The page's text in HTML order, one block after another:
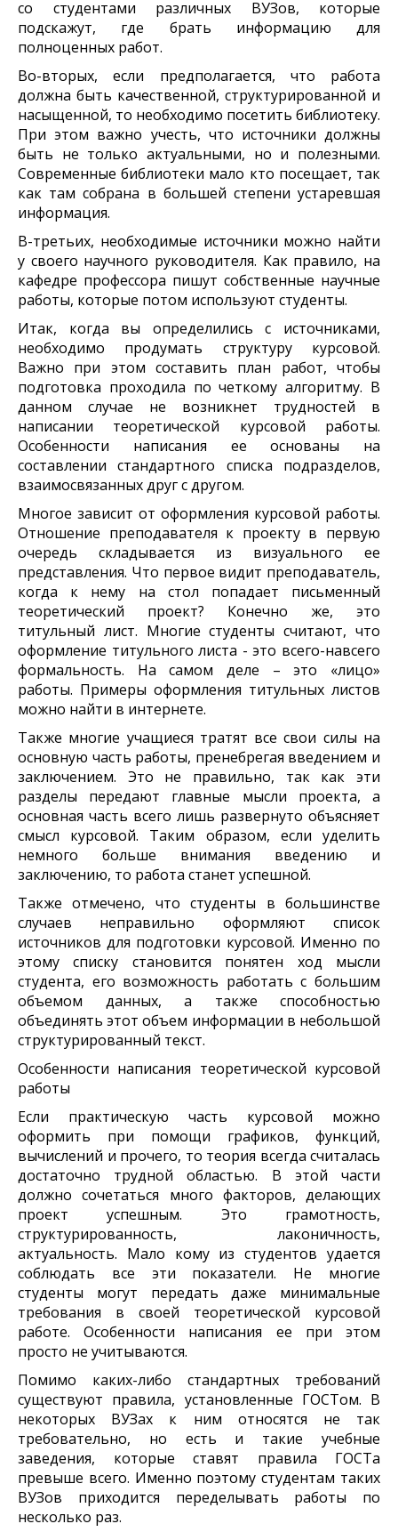
со студентами различных ВУЗов, которые
подскажут, где брать информацию для
полноценных работ.
Во-вторых, если предполагается, что работа
должна быть качественной, структурированной и
насыщенной, то необходимо посетить библиотеку.
При этом важно учесть, что источники должны
быть не только актуальными, но и полезными.
Современные библиотеки мало кто посещает, так
как там собрана в большей степени устаревшая
информация.
В-третьих, необходимые источники можно найти
у своего научного руководителя. Как правило, на
кафедре профессора пишут собственные научные
работы, которые потом используют студенты.
Итак, когда вы определились с источниками,
необходимо продумать структуру курсовой.
Важно при этом составить план работ, чтобы
подготовка проходила по четкому алгоритму. В
данном случае не возникнет трудностей в
написании теоретической курсовой работы.
Особенности написания ее основаны на
составлении стандартного списка подразделов,
взаимосвязанных друг с другом.
Многое зависит от оформления курсовой работы.
Отношение преподавателя к проекту в первую
очередь складывается из визуального ее
представления. Что первое видит преподаватель,
когда к нему на стол попадает письменный
теоретический проект? Конечно же, это
титульный лист. Многие студенты считают, что
оформление титульного листа - это всего-навсего
формальность. На самом деле – это «лицо»
работы. Примеры оформления титульных листов
можно найти в интернете.
Также многие учащиеся тратят все свои силы на
основную часть работы, пренебрегая введением и
заключением. Это не правильно, так как эти
разделы передают главные мысли проекта, а
основная часть всего лишь развернуто объясняет
смысл курсовой. Таким образом, если уделить
немного больше внимания введению и
заключению, то работа станет успешной.
Также отмечено, что студенты в большинстве
случаев неправильно оформляют список
источников для подготовки курсовой. Именно по
этому списку становится понятен ход мысли
студента, его возможность работать с большим
объемом данных, а также способностью
объединять этот объем информации в небольшой
структурированный текст.
Особенности написания теоретической курсовой
работы
Если практическую часть курсовой можно
оформить при помощи графиков, функций,
вычислений и прочего, то теория всегда считалась
достаточно трудной областью. В этой части
должно сочетаться много факторов, делающих
проект успешным. Это грамотность,
структурированность, лаконичность,
актуальность. Мало кому из студентов удается
соблюдать все эти показатели. Не многие
студенты могут передать даже минимальные
требования в своей теоретической курсовой
работе. Особенности написания ее при этом
просто не учитываются.
Помимо каких-либо стандартных требований
существуют правила, установленные ГОСТом. В
некоторых ВУЗах к ним относятся не так
требовательно, но есть и такие учебные
заведения, которые ставят правила ГОСТа
превыше всего. Именно поэтому студентам таких
ВУЗов приходится переделывать работы по
несколько раз.